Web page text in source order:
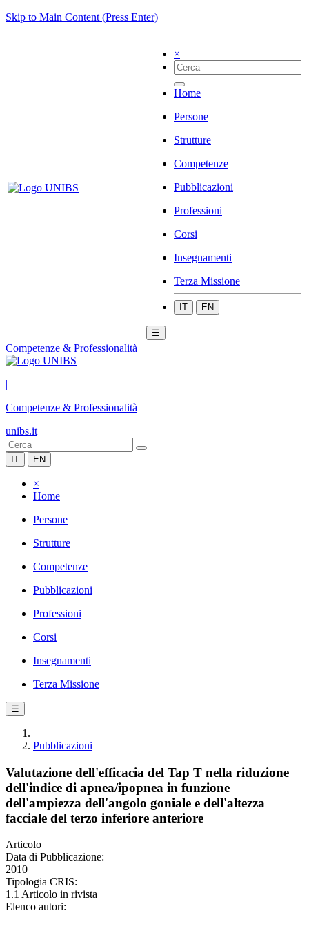
Skip to Main Content (Press Enter)
×
Home
Persone
Strutture
Competenze
Pubblicazioni
Professioni
Corsi
Insegnamenti
Terza Missione
IT EN
☰
Competenze & Professionalità
|
Competenze & Professionalità
unibs.it
IT EN
×
Home
Persone
Strutture
Competenze
Pubblicazioni
Professioni
Corsi
Insegnamenti
Terza Missione
☰
Pubblicazioni
Valutazione dell'efficacia del Tap T nella riduzione
dell'indice di apnea/ipopnea in funzione
dell'ampiezza dell'angolo goniale e dell'altezza
facciale del terzo inferiore anteriore
Articolo
Data di Pubblicazione:
2010
Tipologia CRIS:
1.1 Articolo in rivista
Elenco autori: